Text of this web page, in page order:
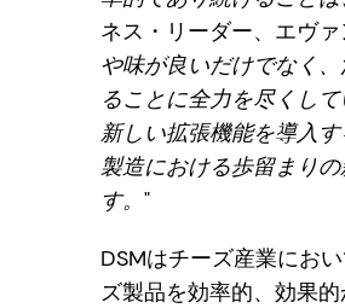
ネス・リーダー、エヴ
や味が良いだけでなく
ることに全力を尽くし
新しい拡張機能を導入
製造における歩留まり
す。 "
DSMはチーズ産業にお
ズ製品を効率的、効果